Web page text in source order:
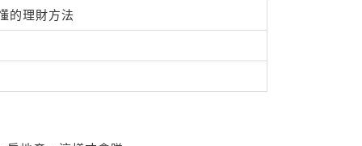
的理財方法